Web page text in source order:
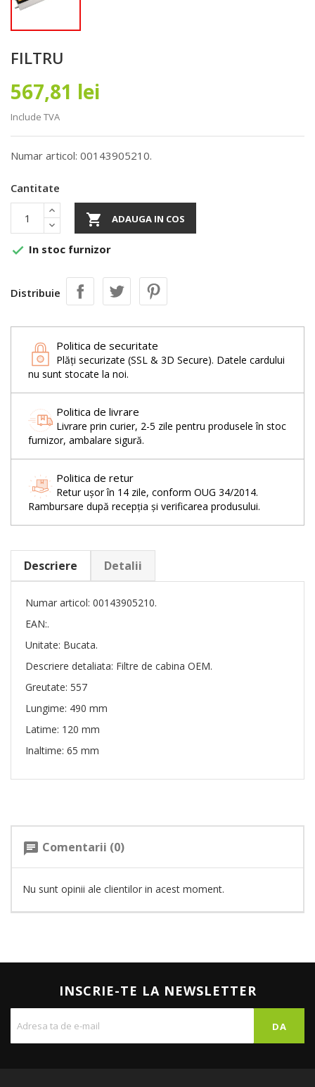
FILTRU
567,81 lei
Include TVA
Numar articol: 00143905210.
Cantitate
 ADAUGA IN COS
 In stoc furnizor
Distribuie
Politica de securitate
Plăți securizate (SSL & 3D Secure). Datele cardului
nu sunt stocate la noi.
Politica de livrare
Livrare prin curier, 2-5 zile pentru produsele în stoc
furnizor, ambalare sigură.
Politica de retur
Retur ușor în 14 zile, conform OUG 34/2014.
Rambursare după recepția și verificarea produsului.
Descriere Detalii
Numar articol: 00143905210.
EAN:.
Unitate: Bucata.
Descriere detaliata: Filtre de cabina OEM.
Greutate: 557
Lungime: 490 mm
Latime: 120 mm
Inaltime: 65 mm
chat Comentarii (0)
Nu sunt opinii ale clientilor in acest moment.
INSCRIE-TE LA NEWSLETTER